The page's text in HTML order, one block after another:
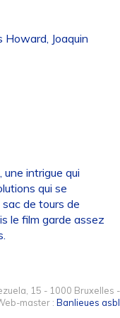
Howard, Joaquin
intrigue qui
qui se
de tours de
le film garde assez
15 - 1000 Bruxelles -
master : Banlieues asbl